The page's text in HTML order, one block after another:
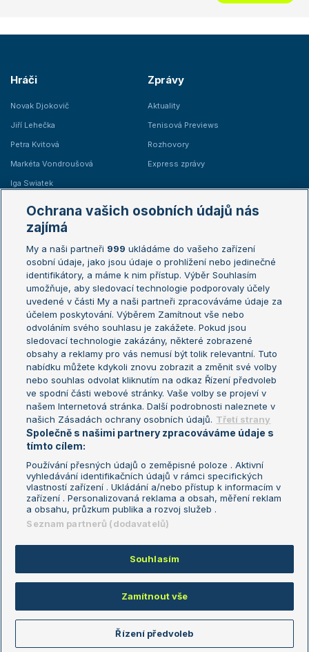
Hráči
Novak Djokovič
Jiří Lehečka
Petra Kvitová
Markéta Vondroušová
Iga Swiatek
Zprávy
Aktuality
Tenisová Previews
Rozhovory
Express zprávy
Žebříčky
Žebříček ATP (muži)
Žebříček WTA (ženy)
Sázkařský žebříček
Australian Open
French Open
Wimbledon
US Open
Turnaj mistrů
Turnaj mistryň
Aktualní trendy
Fotbalové přestupy
Livesport Daily
LS Prague Open
Podmínky užití
Nastavení soukromí
GDPR a žurnalistika
Reklama
Kontakt
Informace o zpracování osobních
údajů
Copyright © 2008-2026 TenisPortal.cz. Využíváme zpravodajství ČTK.
Ochrana vašich osobních údajů nás
zajímá
My a naši partneři 999 ukládáme do vašeho zařízení
osobní údaje, jako jsou údaje o prohlížení nebo jedinečné
identifikátory, a máme k nim přístup. Výběr Souhlasím
umožňuje, aby sledovací technologie podporovaly účely
uvedené v části My a naši partneři zpracováváme údaje za
účelem poskytování. Výběrem Zamítnout vše nebo
odvoláním svého souhlasu je zakážete. Pokud jsou
sledovací technologie zakázány, některé zobrazené
obsahy a reklamy pro vás nemusí být tolik relevantní. Tuto
nabídku můžete kdykoli znovu zobrazit a změnit své volby
nebo souhlas odvolat kliknutím na odkaz Řízení předvoleb
ve spodní části webové stránky. Vaše volby se projeví v
našem Internetová stránka. Další podrobnosti naleznete v
našich Zásadách ochrany osobních údajů. Třetí strany
Společně s našimi partnery zpracováváme údaje s
tímto cílem:
Používání přesných údajů o zeměpisné poloze . Aktivní
vyhledávání identifikačních údajů v rámci specifických
vlastností zařízení . Ukládání a/nebo přístup k informacím v
zařízení . Personalizovaná reklama a obsah, měření reklam
a obsahu, průzkum publika a rozvoj služeb .
Seznam partnerů (dodavatelů)
Souhlasím
Zamítnout vše
Řízení předvoleb